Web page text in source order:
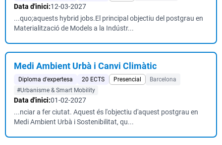
Data d'inici:12-03-2027
...quo;aquests hybrid jobs.El principal objectiu del postgrau en
Materialització de Models a la Indústr...
Medi Ambient Urbà i Canvi Climàtic
Diploma d'expertesa 20 ECTS Presencial
Barcelona
#Urbanisme & Smart Mobility
Data d'inici:01-02-2027
...nciar a fer ciutat. Aquest és l'objectiu d'aquest postgrau en
Medi Ambient Urbà i Sostenibilitat, qu...